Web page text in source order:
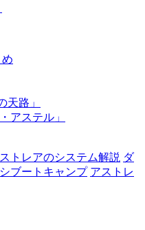
天路」
アステル」
トレアのシステム解説 ダ
ブートキャンプ アストレ